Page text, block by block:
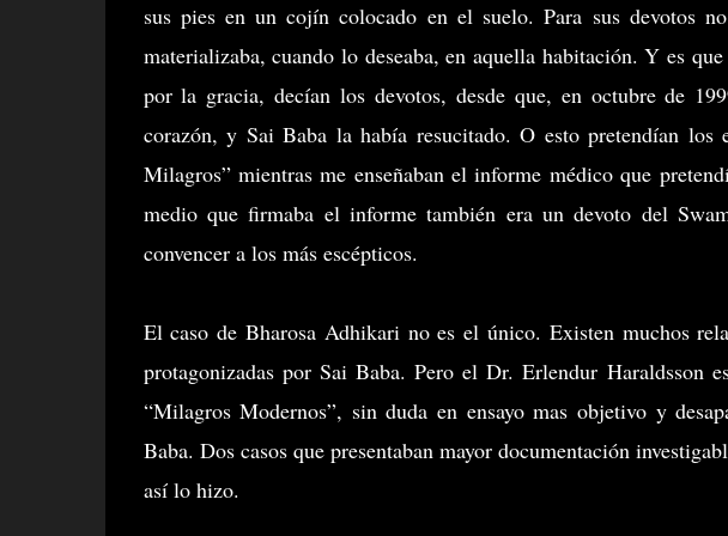
sus pies en un cojín colocado en el suelo. Para sus devotos
materializaba, cuando lo deseaba, en aquella habitación. Y es
por la gracia, decían los devotos, desde que, en octubre de
corazón, y Sai Baba la había resucitado. O esto pretendían los
Milagros” mientras me enseñaban el informe médico que
medio que firmaba el informe también era un devoto del
convencer a los más escépticos.
El caso de Bharosa Adhikari no es el único. Existen muchos
protagonizadas por Sai Baba. Pero el Dr. Erlendur Haraldsson
“Milagros Modernos”, sin duda en ensayo mas objetivo y
Baba. Dos casos que presentaban mayor documentación
así lo hizo.